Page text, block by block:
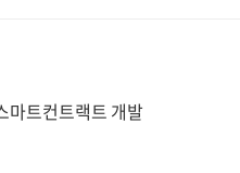
마트컨트랙트 개발